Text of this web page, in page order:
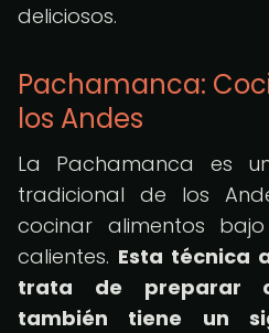
deliciosos.
Pachamanca:
los Andes
La Pachamanca es
tradicional de los
cocinar alimentos
calientes. Esta técnica
trata de preparar
también tiene un